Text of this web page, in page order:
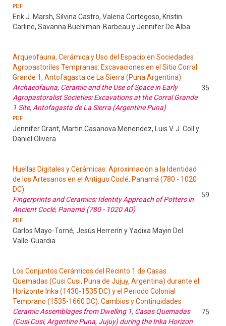
PDF
Erik J. Marsh, Silvina Castro, Valeria Cortegoso, Kristin
Carline, Savanna Buehlman-Barbeau y Jennifer De Alba
Arqueofauna, Cerámica y Uso del Espacio en Sociedades
Agropastoriles Tempranas: Excavaciones en el Sitio Corral
Grande 1, Antofagasta de La Sierra (Puna Argentina)
Archaeofauna, Ceramic and the Use of Space in Early
Agropastoralist Societies: Excavations at the Corral Grande
1 Site, Antofagasta de La Sierra (Argentine Puna)
35
PDF
Jennifer Grant, Martin Casanova Menendez, Luis V. J. Coll y
Daniel Olivera
Huellas Digitales y Cerámicas: Aproximación a la Identidad
de los Artesanos en el Antiguo Coclé, Panamá (780 - 1020
DC)
Fingerprints and Ceramics: Identity Approach of Potters in
Ancient Coclé, Panamá (780 - 1020 AD)
59
PDF
Carlos Mayo-Torné, Jesús Herrerín y Yadixa Mayin Del
Valle-Guardia
Los Conjuntos Cerámicos del Recinto 1 de Casas
Quemadas (Cusi Cusi, Puna de Jujuy, Argentina) durante el
Horizonte Inka (1430-1535 DC) y el Periodo Colonial
Temprano (1535-1660 DC). Cambios y Continuidades
Ceramic Assemblages from Dwelling 1, Casas Quemadas
(Cusi Cusi, Argentine Puna, Jujuy) during the Inka Horizon
75